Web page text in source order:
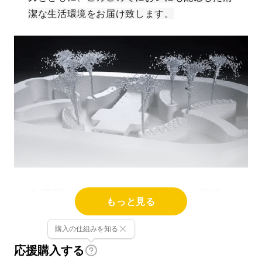
潔な生活環境をお届け致します。
◇吸引、水拭き、モップ洗浄・乾燥を
全て自動でお任せ◇
もっと見る
応援購入する
購入の仕組みを知る